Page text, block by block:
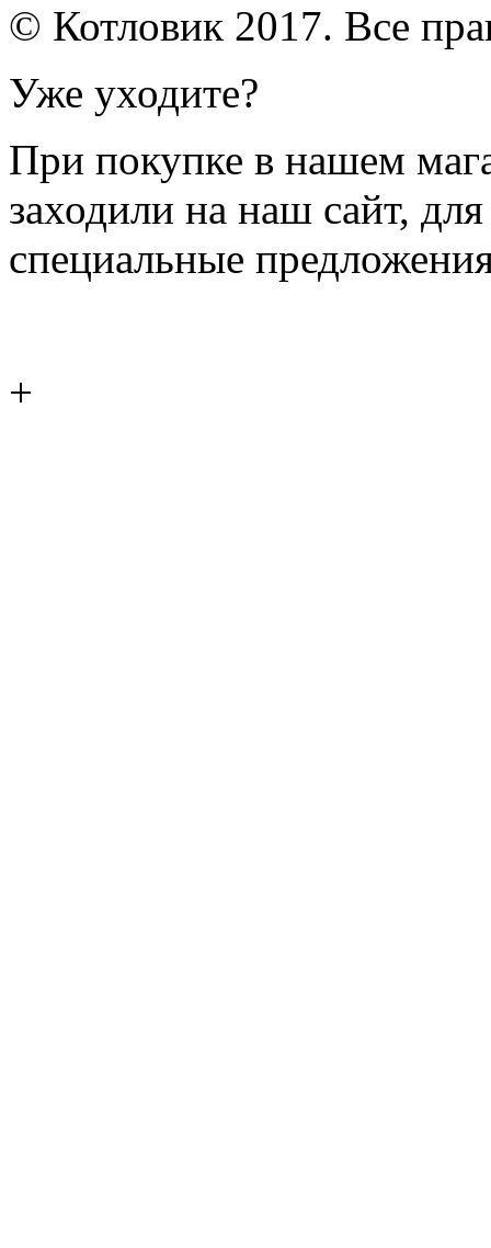
© Котловик 2017. Все
Уже уходите?
При покупке в нашем
заходили на наш сайт,
специальные
+